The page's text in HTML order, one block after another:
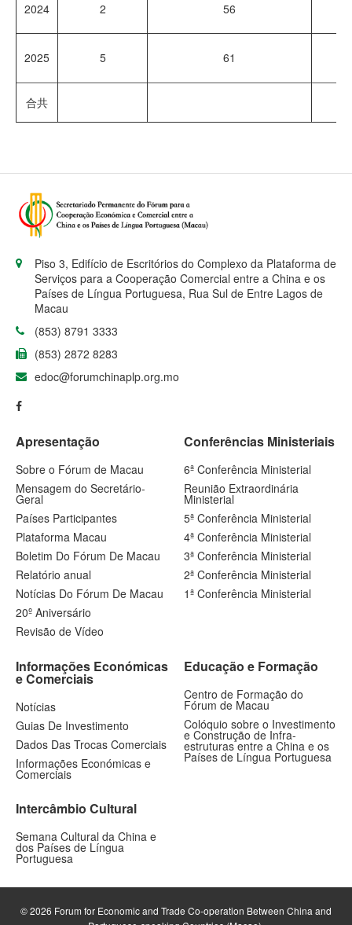
2024 2 56
2025 5 61
合共
Piso 3, Edifício de Escritórios do Complexo da Plataforma de
Serviços para a Cooperação Comercial entre a China e os
Países de Língua Portuguesa, Rua Sul de Entre Lagos de
Macau
(853) 8791 3333
(853) 2872 8283
edoc@forumchinaplp.org.mo
Apresentação
Sobre o Fórum de Macau
Mensagem do Secretário-
Geral
Países Participantes
Plataforma Macau
Boletim Do Fórum De Macau
Relatório anual
Notícias Do Fórum De Macau
20º Aniversário
Revisão de Vídeo
Conferências Ministeriais
6ª Conferência Ministerial
Reunião Extraordinária
Ministerial
5ª Conferência Ministerial
4ª Conferência Ministerial
3ª Conferência Ministerial
2ª Conferência Ministerial
1ª Conferência Ministerial
Informações Económicas
e Comerciais
Notícias
Guias De Investimento
Dados Das Trocas Comerciais
Informações Económicas e
Comerciais
Intercâmbio Cultural
Semana Cultural da China e
dos Países de Língua
Portuguesa
Educação e Formação
Centro de Formação do
Fórum de Macau
Colóquio sobre o Investimento
e Construção de Infra-
estruturas entre a China e os
Países de Língua Portuguesa
© 2026 Forum for Economic and Trade Co-operation Between China and